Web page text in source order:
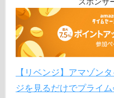
【リベンジ】アマゾン
ジを見るだけでプライ